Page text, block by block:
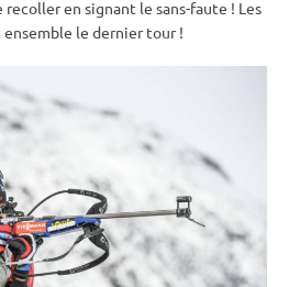
en signant le sans-faute ! Les
le dernier tour !